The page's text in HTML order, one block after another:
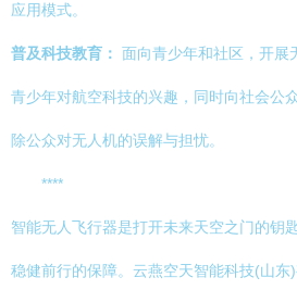
应用模式。
普及科技教育： 面向青少年和社区，开展
青少年对航空科技的兴趣，同时向社会公
除公众对无人机的误解与担忧。
****
智能无人飞行器是打开未来天空之门的钥
稳健前行的保障。云燕空天智能科技(山东